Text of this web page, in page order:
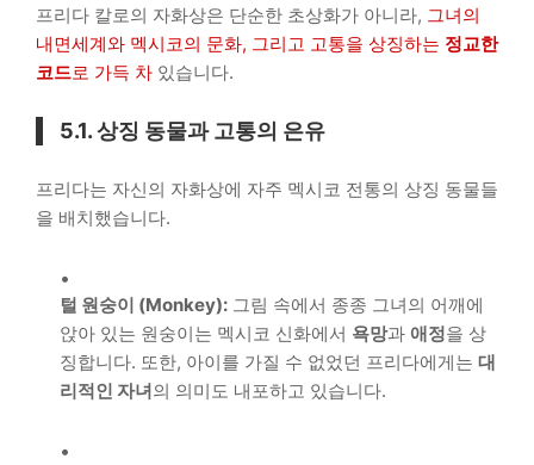
프리다 칼로의 자화상은 단순한 초상화가 아니라, 그녀의
내면세계와 멕시코의 문화, 그리고 고통을 상징하는 정교한
코드로 가득 차 있습니다.
5.1. 상징 동물과 고통의 은유
프리다는 자신의 자화상에 자주 멕시코 전통의 상징 동물들
을 배치했습니다.
털 원숭이 (Monkey): 그림 속에서 종종 그녀의 어깨에
앉아 있는 원숭이는 멕시코 신화에서 욕망과 애정을 상
징합니다. 또한, 아이를 가질 수 없었던 프리다에게는 대
리적인 자녀의 의미도 내포하고 있습니다.